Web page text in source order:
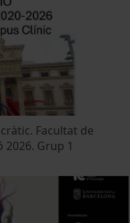
Facultat de
2026. Grup 1